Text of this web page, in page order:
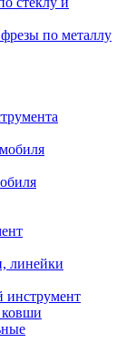
по металлу
линейки
инструмент